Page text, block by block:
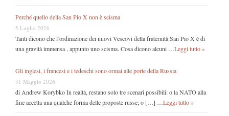
Perché quello della San Pio X non è scisma
5 Luglio 2026
Tanti dicono che l’ordinazione dei nuovi Vescovi della fraternità San Pio X è di
una gravità immensa , appunto uno scisma. Cosa dicono alcuni … Leggi tutto »
Gli inglesi, i francesi e i tedeschi sono ormai alle porte della Russia
31 Maggio 2026
di Andrew Korybko In realtà, restano solo tre scenari possibili: o la NATO alla
fine accetta una qualche forma delle proposte russe; o […] … Leggi tutto »